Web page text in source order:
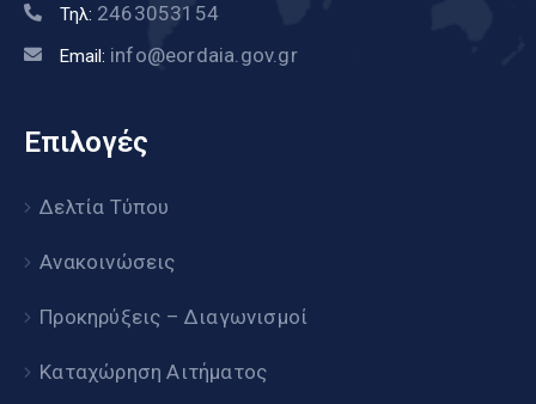
Τηλ: 2463053154
Email: info@eordaia.gov.gr
Επιλογές
Δελτία Τύπου
Ανακοινώσεις
Προκηρύξεις – Διαγωνισμοί
Καταχώρηση Αιτήματος